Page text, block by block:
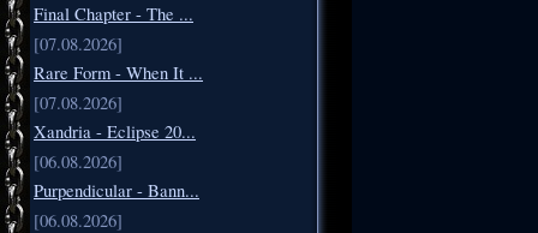
Final Chapter - The ...
[07.08.2026]
Rare Form - When It ...
[07.08.2026]
Xandria - Eclipse 20...
[06.08.2026]
Purpendicular - Bann...
[06.08.2026]